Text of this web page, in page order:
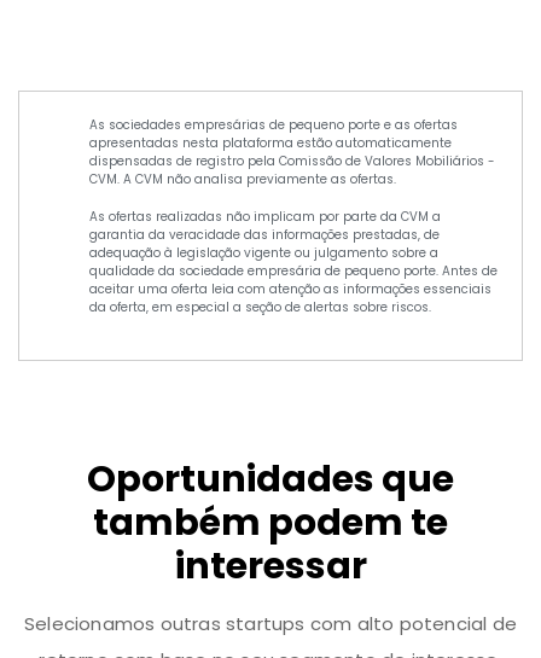
As sociedades empresárias de pequeno porte e as ofertas
apresentadas nesta plataforma estão automaticamente
dispensadas de registro pela Comissão de Valores Mobiliários -
CVM. A CVM não analisa previamente as ofertas.
As ofertas realizadas não implicam por parte da CVM a
garantia da veracidade das informações prestadas, de
adequação à legislação vigente ou julgamento sobre a
qualidade da sociedade empresária de pequeno porte. Antes de
aceitar uma oferta leia com atenção as informações essenciais
da oferta, em especial a seção de alertas sobre riscos.
Oportunidades que
também podem te
interessar
Selecionamos outras startups com alto potencial de